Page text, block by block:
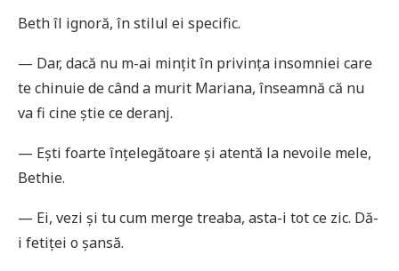
Beth îl ignoră, în stilul ei specific.
— Dar, dacă nu m-ai mințit în privința insomniei care
te chinuie de când a murit Mariana, înseamnă că nu
va fi cine știe ce deranj.
— Ești foarte înțelegătoare și atentă la nevoile mele,
Bethie.
— Ei, vezi și tu cum merge treaba, asta-i tot ce zic. Dă-
i fetiței o șansă.